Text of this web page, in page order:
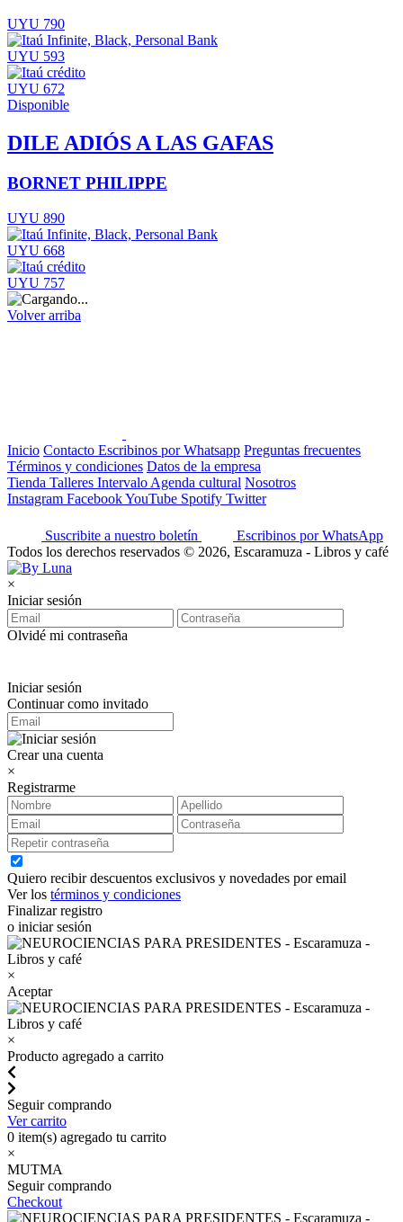
UYU 790
UYU 593
UYU 672
Disponible
DILE ADIÓS A LAS GAFAS
BORNET PHILIPPE
UYU 890
UYU 668
UYU 757
Volver arriba
Inicio Contacto Escribinos por Whatsapp Preguntas frecuentes
Términos y condiciones Datos de la empresa
Tienda Talleres Intervalo Agenda cultural Nosotros
Instagram FacebookYouTube Spotify Twitter
Suscribite a nuestro boletín
Escribinos por WhatsApp
Todos los derechos reservados © 2026, Escaramuza - Libros y café
×
Iniciar sesión
Olvidé mi contraseña
Iniciar sesión
Continuar como invitado
Crear una cuenta
×
Registrarme
Quiero recibir descuentos exclusivos y novedades por email
Ver los términos y condiciones
Finalizar registro
o iniciar sesión
×
Aceptar
×
Producto agregado a carrito
Seguir comprando
Ver carrito
0 item(s) agregado tu carrito
×
MUTMA
Seguir comprando
Checkout